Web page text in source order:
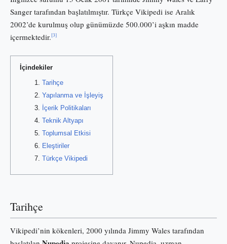
Sanger tarafından başlatılmıştır. Türkçe Vikipedi ise Aralık
2002’de kurulmuş olup günümüzde 500.000’i aşkın madde
içermektedir.[3]
İçindekiler
Tarihçe
Yapılanma ve İşleyiş
İçerik Politikaları
Teknik Altyapı
Toplumsal Etkisi
Eleştiriler
Türkçe Vikipedi
Tarihçe
Vikipedi’nin kökenleri, 2000 yılında Jimmy Wales tarafından